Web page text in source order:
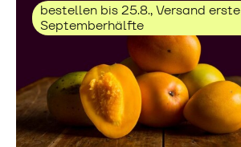
bestellen bis 25.8., Versand erste
Septemberhälfte